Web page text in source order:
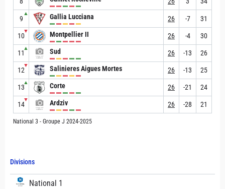
Divisions
National 1
9
▲ Gallia Lucciana 26 -7 31
10
▼ Montpellier II 26 -4 30
11
▲ Sud 26 -13 26
12
▼ Salinieres Aigues Mortes 26 -13 25
13
▲ Corte 26 -21 24
14
▼ Ardziv 26 -28 21
National 3 - Groupe J 2024-2025